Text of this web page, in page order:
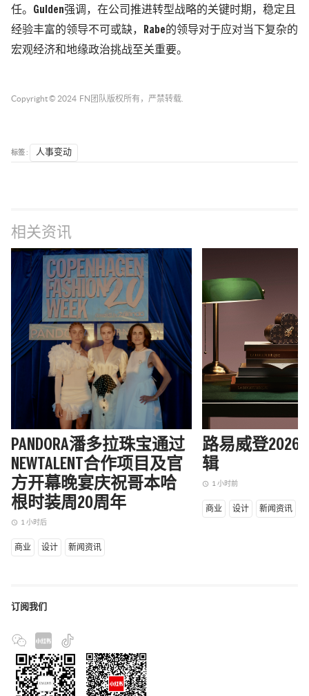
任。Gulden强调，在公司推进转型战略的关键时期，稳定且
经验丰富的领导不可或缺，Rabe的领导对于应对当下复杂的
宏观经济和地缘政治挑战至关重要。
Copyright © 2024 FN团队 版权所有，严禁转载.
标签 : 人事变动
相关资讯
PANDORA潘多拉珠宝通过
NEWTALENT合作项目及官
方开幕晚宴庆祝哥本哈
根时装周20周年
access_time 1 小时后
商业 设计 新闻资讯
路易威登2026
辑
access_time 1 小时前
商业 设计 新闻资讯
订阅我们